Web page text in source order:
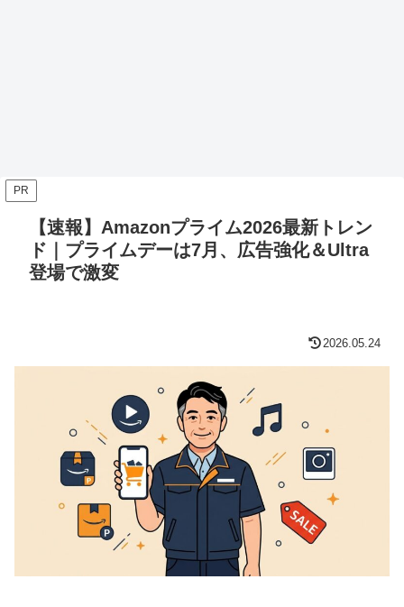
PR
【速報】Amazonプライム2026最新トレン
ド｜プライムデーは7月、広告強化＆Ultra
登場で激変
2026.05.24